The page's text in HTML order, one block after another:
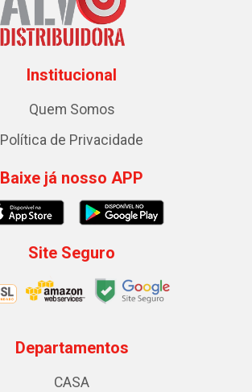
Institucional
Quem Somos
Política de Privacidade
Baixe já nosso APP
Site Seguro
Departamentos
CASA